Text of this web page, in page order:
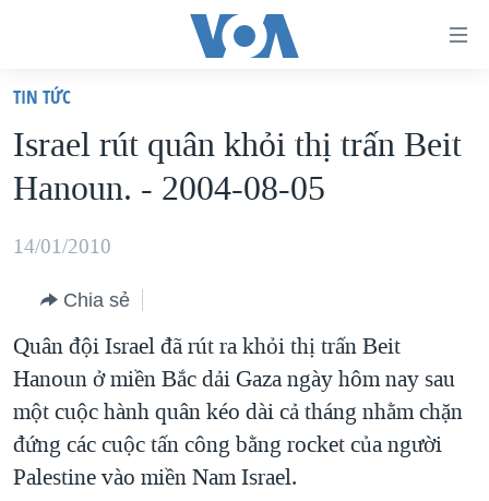
truy
cập
Tới
dung
chính
điều
hướng
chính
Đi
tới
VIỆT NAM
HOA KỲ
BIỂN ĐÔNG
BLOG
DIỄN ĐÀN
MỤC
TỰ DO BÁO CHÍ
VẠCH TRẦN TIN GIẢ
CHUYÊN ĐỀ
CHIẾN TRANH THƯƠNG MẠI CỦA MỸ: QUÁ KHỨ VÀ HIỆN
HỌC TIẾNG ANH
TIN TỨC
Israel rút quân khỏi thị trấn Beit
Hanoun. - 2004-08-05
14/01/2010
Chia sẻ
Quân đội Israel đã rút ra khỏi thị trấn Beit
Hanoun ở miền Bắc dải Gaza ngày hôm nay sau
một cuộc hành quân kéo dài cả tháng nhằm chặn
đứng các cuộc tấn công bằng rocket của người
Palestine vào miền Nam Israel.